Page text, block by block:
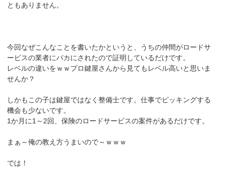
ともありません。
今回なぜこんなことを書いたかというと、うちの仲間がロードサ
ービスの業者にバカにされたので証明しているだけです。
レベルの違いをｗｗプロ鍵屋さんから見てもレベル高いと思いま
せんか？
しかもこの子は鍵屋ではなく整備士です。仕事でピッキングする
機会も少ないです。
1か月に1～2回、保険のロードサービスの案件があるだけです。
まぁ～俺の教え方うまいので～ｗｗｗ
では！